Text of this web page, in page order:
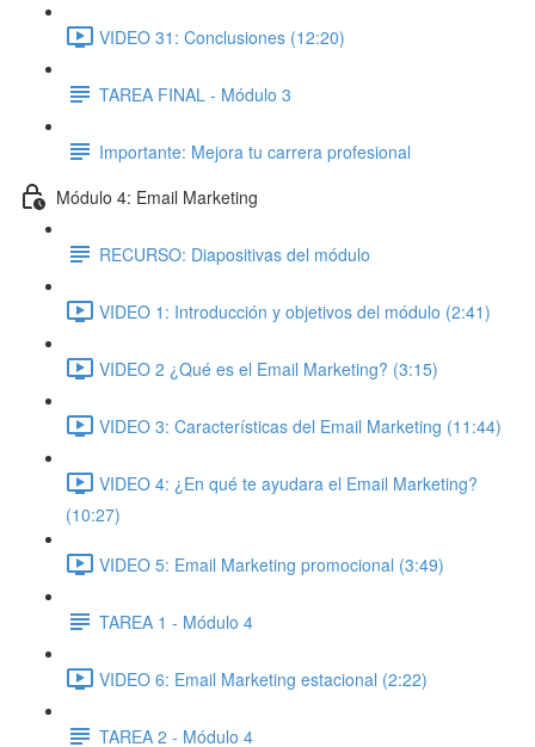
VIDEO 31: Conclusiones (12:20)
TAREA FINAL - Módulo 3
Importante: Mejora tu carrera profesional
Módulo 4: Email Marketing
RECURSO: Diapositivas del módulo
VIDEO 1: Introducción y objetivos del módulo (2:41)
VIDEO 2 ¿Qué es el Email Marketing? (3:15)
VIDEO 3: Características del Email Marketing (11:44)
VIDEO 4: ¿En qué te ayudara el Email Marketing?
(10:27)
VIDEO 5: Email Marketing promocional (3:49)
TAREA 1 - Módulo 4
VIDEO 6: Email Marketing estacional (2:22)
TAREA 2 - Módulo 4